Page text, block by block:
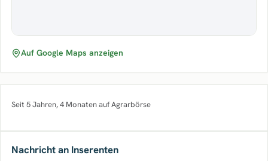
Auf Google Maps anzeigen
Seit 5 Jahren, 4 Monaten auf Agrarbörse
Nachricht an Inserenten